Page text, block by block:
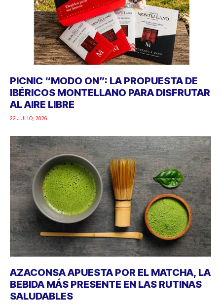
PICNIC “MODO ON”: LA PROPUESTA DE
IBÉRICOS MONTELLANO PARA DISFRUTAR
AL AIRE LIBRE
22 JULIO, 2026
AZACONSA APUESTA POR EL MATCHA, LA
BEBIDA MÁS PRESENTE EN LAS RUTINAS
SALUDABLES